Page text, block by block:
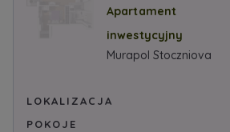
Apartament
inwestycyjny
Murapol Stoczniova
LOKALIZACJA
POKOJE